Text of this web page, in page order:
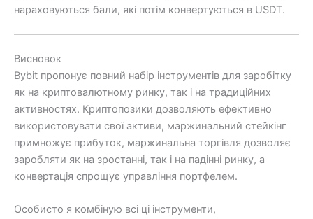
нараховуються бали, які потім конвертуються в USDT.
Висновок
Bybit пропонує повний набір інструментів для заробітку
як на криптовалютному ринку, так і на традиційних
активностях. Криптопозики дозволяють ефективно
використовувати свої активи, маржинальний стейкінг
примножує прибуток, маржинальна торгівля дозволяє
заробляти як на зростанні, так і на падінні ринку, а
конвертація спрощує управління портфелем.
Особисто я комбіную всі ці інструменти,